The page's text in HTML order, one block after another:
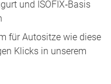
und ISOFIX‑Basis
für Autositze wie diese
Klicks in unserem